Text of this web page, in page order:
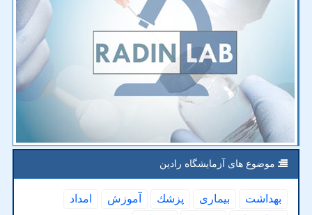
موضوع های آزمایشگاه رادین
بهداشت بیماری پزشك آموزش
امداد